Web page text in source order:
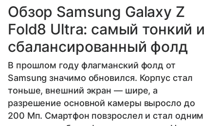
Обзор Samsung Galaxy Z
Fold8 Ultra: самый тонкий и
сбалансированный фолд
В прошлом году флагманский фолд от
Samsung значимо обновился. Корпус стал
тоньше, внешний экран — шире, а
разрешение основной камеры выросло до
200 Мп. Смартфон повзрослел и стал одним